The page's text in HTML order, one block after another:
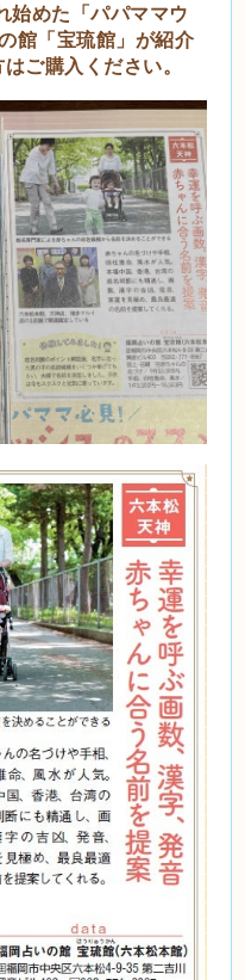
始めた「パパママウ
館「宝琉館」が紹介
ご購入ください。